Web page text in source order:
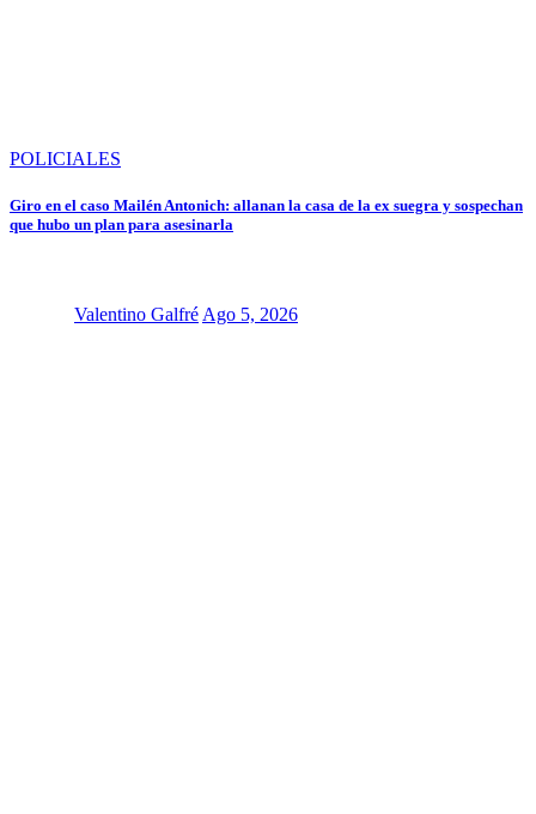
POLICIALES
Giro en el caso Mailén Antonich: allanan la casa de la ex suegra y sospechan
que hubo un plan para asesinarla
Valentino Galfré Ago 5, 2026